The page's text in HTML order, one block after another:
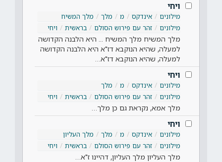
ויחי
מילונים אינדקס מ מלך
מלך המשיח
מילונים
זהר עם פירוש הסולם בראשית ויחי
מלך המשיח מלך המשיח ... היא הלבנה הקדושה
למעלה, שהיא הנוקבא דז"א היא הלבנה הקדושה
למעלה, שהיא הנוקבא דז"א…
ויחי
מילונים אינדקס מ
מלך
מילונים
זהר עם פירוש הסולם בראשית ויחי
מלך אמא, נקראת גם כן מלך…
ויחי
מילונים אינדקס מ מלך
מלך העליון
מילונים
זהר עם פירוש הסולם בראשית ויחי
מלך העליון מלך העליון, דהיינו ז"א…